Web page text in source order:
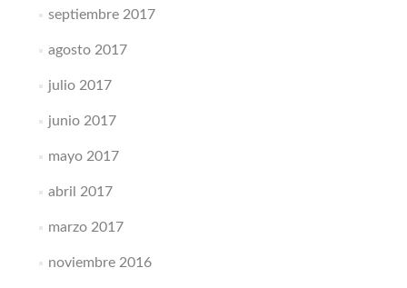
septiembre 2017
agosto 2017
julio 2017
junio 2017
mayo 2017
abril 2017
marzo 2017
noviembre 2016